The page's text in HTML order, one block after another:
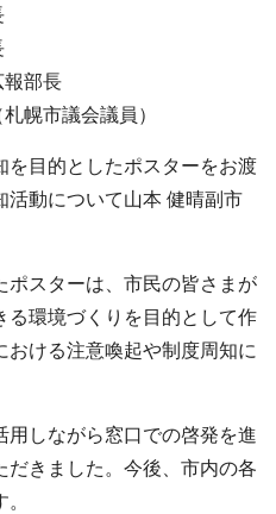
部長
市議会議員）
目的としたポスターをお渡
活動について山本 健晴副市
ポスターは、市民の皆さまが
環境づくりを目的として作
ける注意喚起や制度周知に
しながら窓口での啓発を進
きました。今後、市内の各